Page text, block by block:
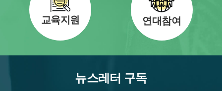
교육지원 연대참여
뉴스레터 구독